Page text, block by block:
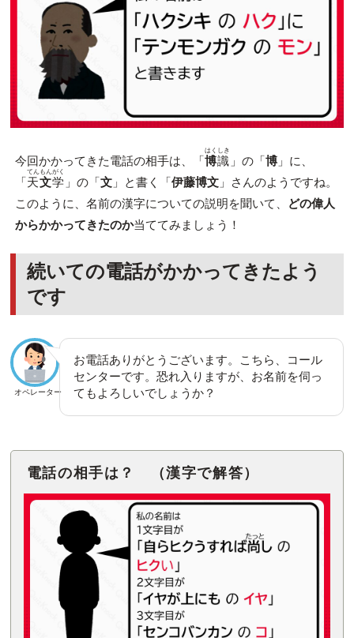
今回かかってきた電話の相手は、「博識
はくしき
」の「博」に、
「天文学
てんもんがく
」の「文」と書く「伊藤博文」さんのようですね。
このように、名前の漢字についての説明を聞いて、
どの偉人
からかかってきたのか当ててみましょう！
続いての電話がかかってきたよう
です
オペレーター
お電話ありがとうございます。こちら、コール
センターです。恐れ入りますが、お名前を伺っ
てもよろしいでしょうか？
電話の相手は？ （漢字で解答）